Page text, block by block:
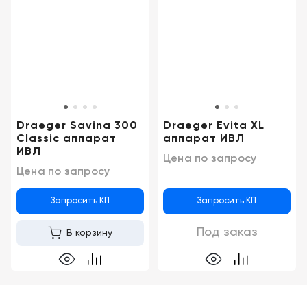
Draeger Savina 300
Classic аппарат
ИВЛ
Цена по запросу
Запросить КП
В корзину
Draeger Evita XL
аппарат ИВЛ
Цена по запросу
Запросить КП
Под заказ